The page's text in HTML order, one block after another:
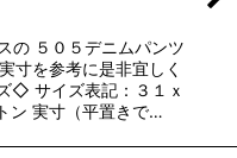
５０５デニムパンツ
寸を参考に是非宜しく
◇ サイズ表記：３１ｘ
ン 実寸（平置きで…